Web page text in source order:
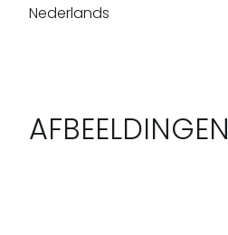
Nederlands
AFBEELDINGEN